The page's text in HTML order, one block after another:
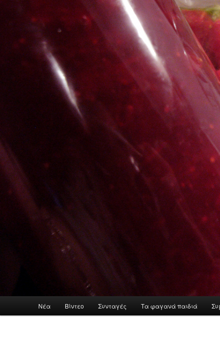
Skip to primary content
Νέα Βίντεο Συνταγές Τα φαγανά παιδιά